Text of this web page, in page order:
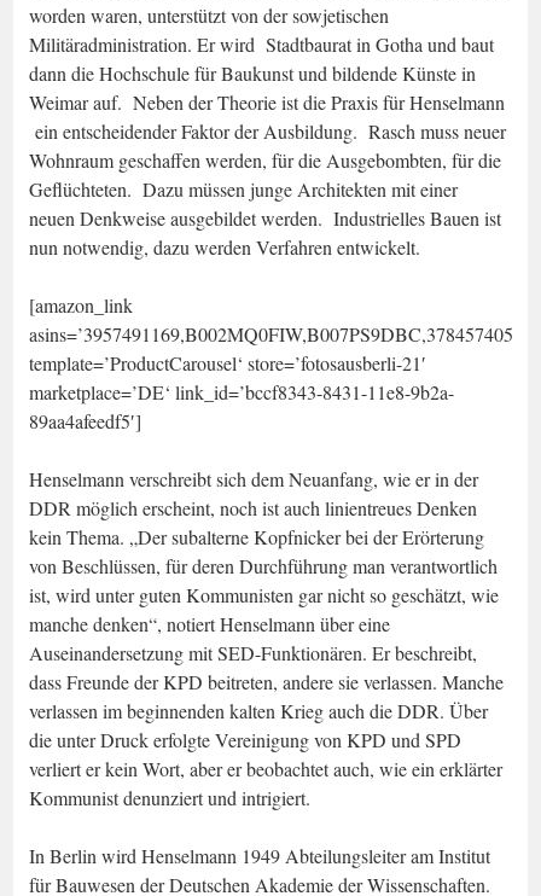
worden waren, unterstützt von der sowjetischen
Militäradministration. Er wird Stadtbaurat in Gotha und baut
dann die Hochschule für Baukunst und bildende Künste in
Weimar auf. Neben der Theorie ist die Praxis für Henselmann
ein entscheidender Faktor der Ausbildung. Rasch muss neuer
Wohnraum geschaffen werden, für die Ausgebombten, für die
Geflüchteten. Dazu müssen junge Architekten mit einer
neuen Denkweise ausgebildet werden. Industrielles Bauen ist
nun notwendig, dazu werden Verfahren entwickelt.
[amazon_link
template=’ProductCarousel‘ store=’fotosausberli-21′
marketplace=’DE‘ link_id=’bccf8343-8431-11e8-9b2a-
89aa4afeedf5′]
Henselmann verschreibt sich dem Neuanfang, wie er in der
DDR möglich erscheint, noch ist auch linientreues Denken
kein Thema. „Der subalterne Kopfnicker bei der Erörterung
von Beschlüssen, für deren Durchführung man verantwortlich
ist, wird unter guten Kommunisten gar nicht so geschätzt, wie
manche denken“, notiert Henselmann über eine
Auseinandersetzung mit SED-Funktionären. Er beschreibt,
dass Freunde der KPD beitreten, andere sie verlassen. Manche
verlassen im beginnenden kalten Krieg auch die DDR. Über
die unter Druck erfolgte Vereinigung von KPD und SPD
verliert er kein Wort, aber er beobachtet auch, wie ein erklärter
Kommunist denunziert und intrigiert.
In Berlin wird Henselmann 1949 Abteilungsleiter am Institut
für Bauwesen der Deutschen Akademie der Wissenschaften.